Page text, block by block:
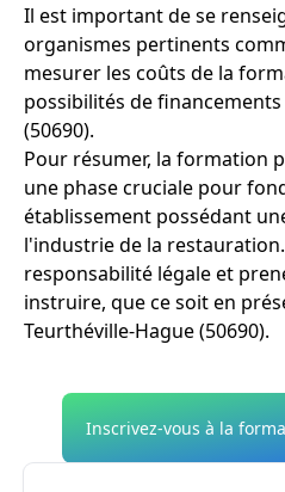
Il est important de se
organismes pertinents
mesurer les coûts de la
possibilités de
(50690).
Pour résumer, la formation
une phase cruciale pour
établissement possédant
l'industrie de la
responsabilité légale et
instruire, que ce soit en
Teurthéville-Hague (50690).
Inscrivez-vous à la